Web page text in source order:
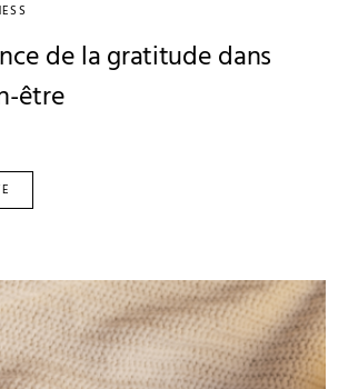
de la gratitude dans
être